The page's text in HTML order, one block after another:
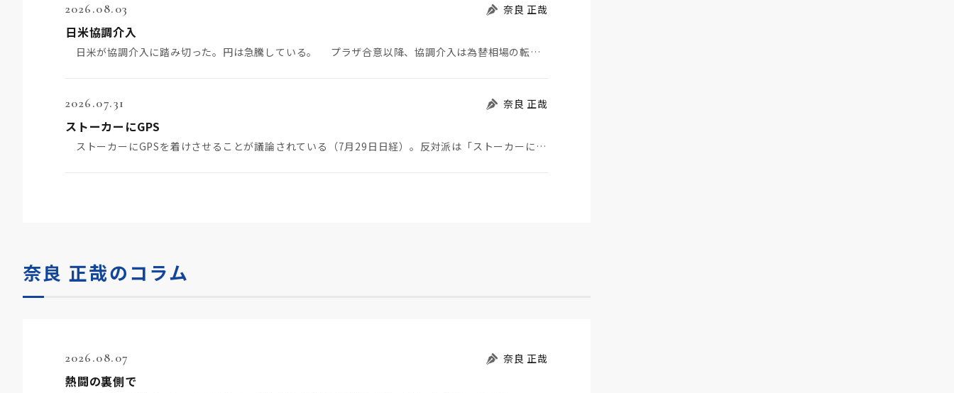
2026.08.03 奈良 正哉
日米協調介入
日米が協調介入に踏み切った。円は急騰している。 プラザ合意以降、協調介入は為替相場の転機になって…
2026.07.31 奈良 正哉
ストーカーにGPS
ストーカーにGPSを着けさせることが議論されている（7月29日日経）。反対派は「ストーカーにも人権…
奈良 正哉のコラム
2026.08.07 奈良 正哉
熱闘の裏側で